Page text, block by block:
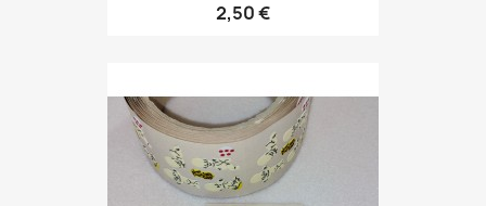
2,50 €